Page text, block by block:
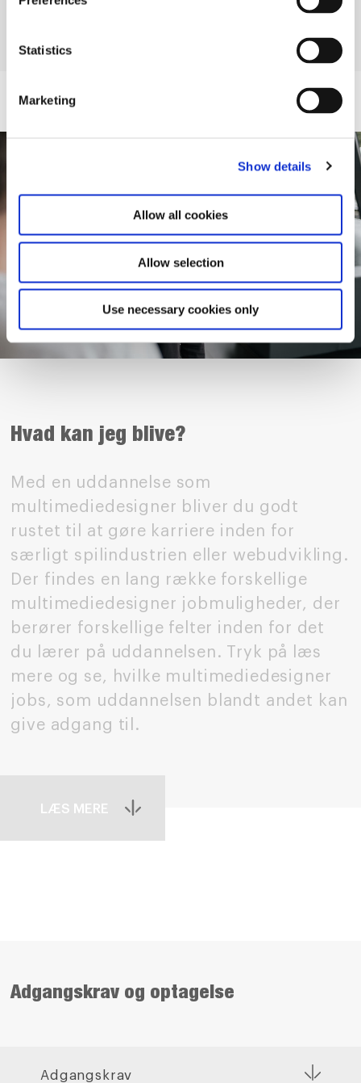
Statistics
Marketing
Show details
Allow all cookies
Allow selection
Use necessary cookies only
praktikmatch.
SU-berettiget.
Hvad kan jeg blive?
Med en uddannelse som
multimediedesigner bliver du godt
rustet til at gøre karriere inden for
særligt spilindustrien eller webudvikling.
Der findes en lang række forskellige
multimediedesigner jobmuligheder, der
berører forskellige felter inden for det
du lærer på uddannelsen. Tryk på læs
mere og se, hvilke multimediedesigner
jobs, som uddannelsen blandt andet kan
give adgang til.
LÆS MERE
Adgangskrav og optagelse
Adgangskrav